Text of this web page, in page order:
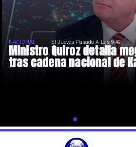
Ministro Quiroz detalla
tras cadena nacional de
NACIONAL El Jueves Pasado A Las 9:49